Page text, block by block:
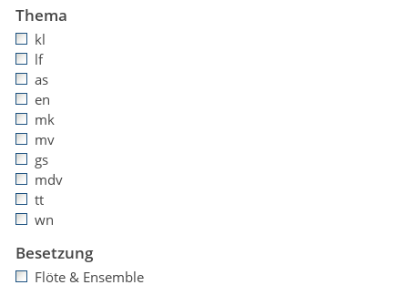
Thema
kl
lf
as
en
mk
mv
gs
mdv
tt
wn
Besetzung
Flöte & Ensemble